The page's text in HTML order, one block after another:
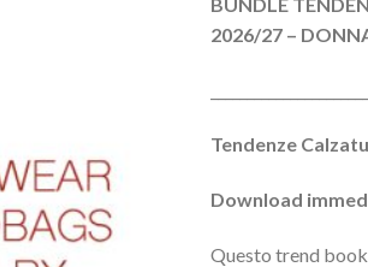
2026/27 –
Tendenze
Download
Questo trend